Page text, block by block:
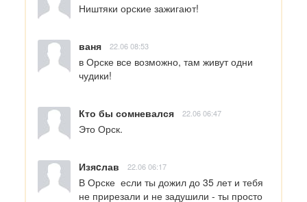
Ништяки орские зажигают!
ваня 22.06 08:53
в Орске все возможно, там живут одни
чудики!
Кто бы сомневался 22.06 06:47
Это Орск.
Изяcлав 22.06 06:17
В Орске  если ты дожил до 35 лет и тебя
не прирезали и не задушили - ты просто